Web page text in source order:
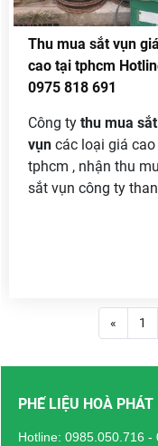
Thu mua sắt vụn giá
cao tại tphcm
0975 818 691
Công ty thu mua sắt
vụn các loại giá cao
tphcm , nhận thu
sắt vụn công ty
khảo và biết giá
« 1
PHẾ LIỆU HOÀ PHÁT
Hotline: 0985.050.716 -